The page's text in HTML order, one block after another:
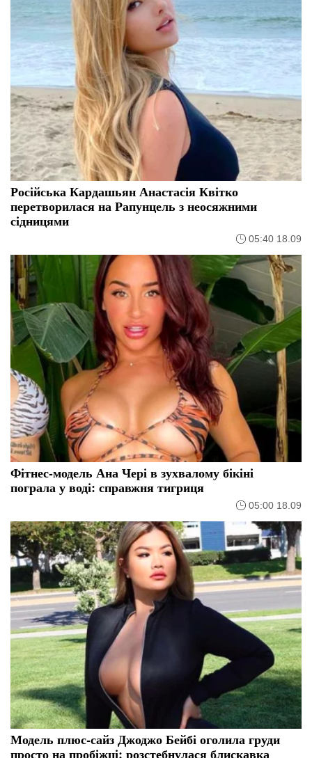
Російська Кардашьян Анастасія Квітко
перетворилася на Рапунцель з неосяжними
сідницями
05:40 18.09
Фітнес-модель Ана Чері в зухвалому бікіні
пограла у воді: справжня тигриця
05:00 18.09
Модель плюс-сайз Джоджо Бейбі оголила груди
просто на пробіжці: розстебнулася блискавка